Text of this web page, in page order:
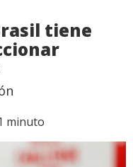
tiene
minuto